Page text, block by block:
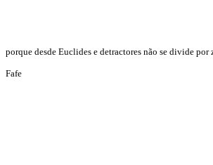
porque desde Euclides e detractores não se divide por
Fafe